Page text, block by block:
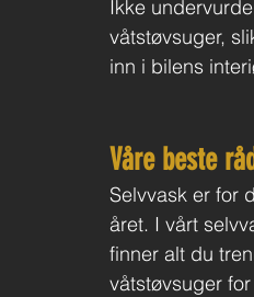
Ikke
våtstøvsuger,
inn i bilens
Våre beste
Selvvask er for
året. I vårt
finner alt du
våtstøvsuger